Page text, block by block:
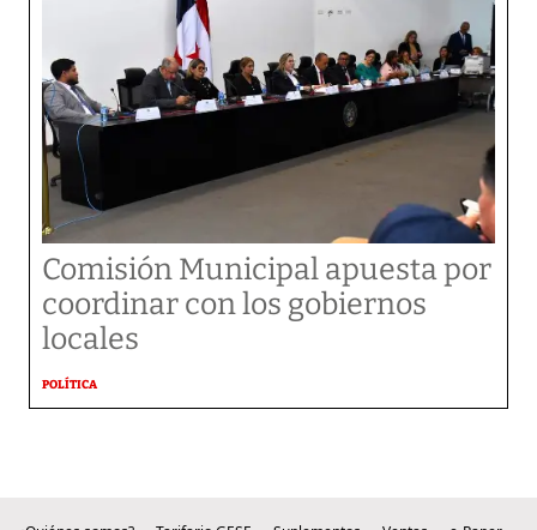
Comisión Municipal apuesta por
coordinar con los gobiernos
locales
POLÍTICA